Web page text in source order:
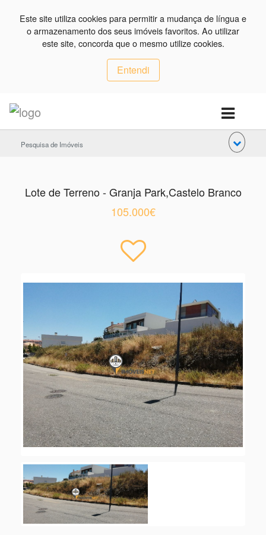
Este site utiliza cookies para permitir a mudança de língua e
o armazenamento dos seus imóveis favoritos. Ao utilizar
este site, concorda que o mesmo utilize cookies.
Entendi
Pesquisa de Imóveis
Lote de Terreno - Granja Park,Castelo Branco
105.000€